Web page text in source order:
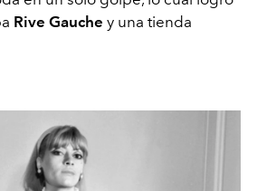
Rive Gauche y una tienda